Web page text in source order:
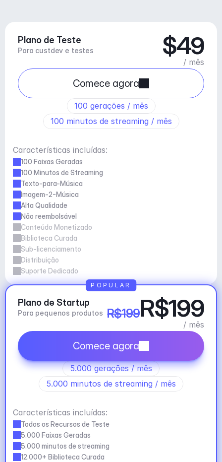
Plano de Teste
Para custdev e testes $49
/ mês
Comece agora
100 gerações / mês
100 minutos de streaming / mês
Características incluídas:
100 Faixas Geradas
100 Minutos de Streaming
Texto-para-Música
Imagem-2-Música
Alta Qualidade
Não reembolsável
Conteúdo Monetizado
Biblioteca Curada
Sub-licenciamento
Distribuição
Suporte Dedicado
Plano de Startup
Para pequenos produtos R$199R$199
/ mês
Comece agora
5.000 gerações / mês
5.000 minutos de streaming / mês
Características incluídas:
Todos os Recursos de Teste
5.000 Faixas Geradas
5.000 minutos de streaming
12.000+ Biblioteca Curada
POPULAR